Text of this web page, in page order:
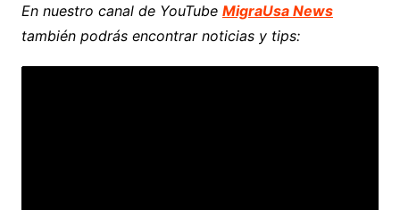
En nuestro canal de YouTube MigraUsa News
también podrás encontrar noticias y tips: